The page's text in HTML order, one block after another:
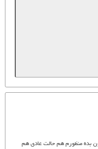
بده منظورم هم حالت عادی هم